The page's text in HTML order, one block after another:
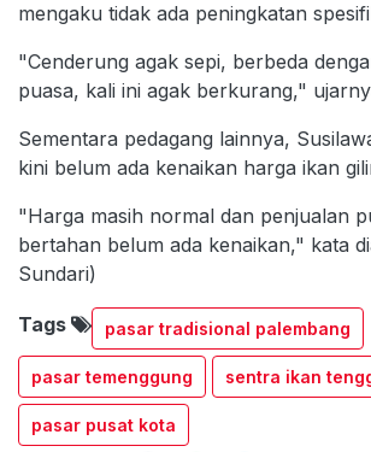
mengaku tidak ada peningkatan
"Cenderung agak sepi, berbeda
puasa, kali ini agak berkurang,"
Sementara pedagang lainnya,
kini belum ada kenaikan harga ikan
"Harga masih normal dan penjualan
bertahan belum ada kenaikan," kata
Sundari)
Tags pasar tradisional palembang
pasar temenggung sentra ikan
pasar pusat kota